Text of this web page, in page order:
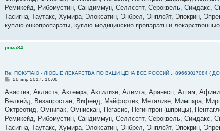
и
е
Ремикейд, Рибомустин, Сандиммун, Селлсепт, Сероквель, Симдакс,
Тасигна, Таутакс, Хумира, Элоксатин, Энбрел, Энплейт, Эпокрин,
куплю онкопрепараты, куплю медицинские препараты и
рома84
Re: ПОКУПАЮ - ЛЮБЫЕ ЛЕКАРСТВА ПО ВАШИ ЦЕНА ВСЕ РОССИЙ... 89663017084 (
С
о
щ
е
и
е
28 апр 2017, 16:08
Авастин, Акласта, Актемра, Актилизе, Алимта, Аранесп, Атгам,
Велкейд, Визапростан, Вифенд, Майфортик, Метализе, Мимпара,
Октреотид, Омнипак, Омнискан, Пегасис, Пегинтрон (шприцы),
Ремикейд, Рибомустин, Сандиммун, Селлсепт, Сероквель, Симдакс,
Тасигна, Таутакс, Хумира, Элоксатин, Энбрел, Энплейт, Эпокрин,